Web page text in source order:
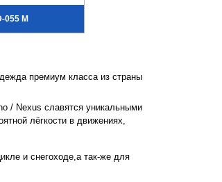
055 M
премиум класса из страны
/ Nexus славятся уникальными
лёгкости в движениях,
и снегоходе,а так-же для